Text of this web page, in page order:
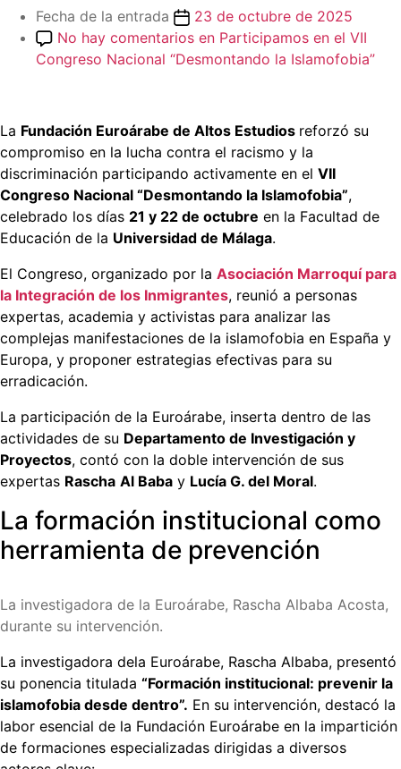
Fecha de la entrada
23 de octubre de 2025
No hay comentarios en Participamos en el VII
Congreso Nacional “Desmontando la Islamofobia”
La Fundación Euroárabe de Altos Estudios reforzó su
compromiso en la lucha contra el racismo y la
discriminación participando activamente en el VII
Congreso Nacional “Desmontando la Islamofobia”,
celebrado los días 21 y 22 de octubre en la Facultad de
Educación de la Universidad de Málaga.
El Congreso, organizado por la Asociación Marroquí para
la Integración de los Inmigrantes, reunió a personas
expertas, academia y activistas para analizar las
complejas manifestaciones de la islamofobia en España y
Europa, y proponer estrategias efectivas para su
erradicación.
La participación de la Euroárabe, inserta dentro de las
actividades de su Departamento de Investigación y
Proyectos, contó con la doble intervención de sus
expertas Rascha Al Baba y Lucía G. del Moral.
La formación institucional como
herramienta de prevención
La investigadora de la Euroárabe, Rascha Albaba Acosta,
durante su intervención.
La investigadora dela Euroárabe, Rascha Albaba, presentó
su ponencia titulada “Formación institucional: prevenir la
islamofobia desde dentro”. En su intervención, destacó la
labor esencial de la Fundación Euroárabe en la impartición
de formaciones especializadas dirigidas a diversos